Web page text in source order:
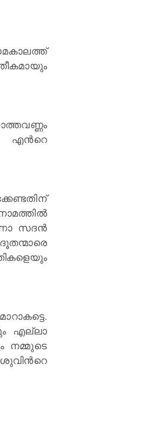
എന്‍റെ
സദന്‍
എല്ലാ
നമ്മുടെ